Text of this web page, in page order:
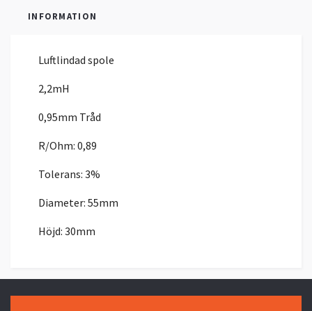
INFORMATION
Luftlindad spole
2,2mH
0,95mm Tråd
R/Ohm: 0,89
Tolerans: 3%
Diameter: 55mm
Höjd: 30mm